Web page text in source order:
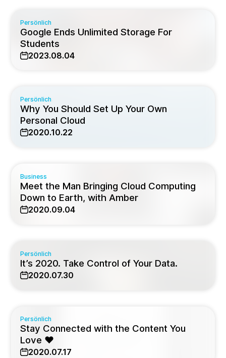
Persönlich
Google Ends Unlimited Storage For
Students
2023.08.04
Persönlich
Why You Should Set Up Your Own
Personal Cloud
2020.10.22
Business
Meet the Man Bringing Cloud Computing
Down to Earth, with Amber
2020.09.04
Persönlich
It’s 2020. Take Control of Your Data.
2020.07.30
Persönlich
Stay Connected with the Content You
Love ❤️
2020.07.17